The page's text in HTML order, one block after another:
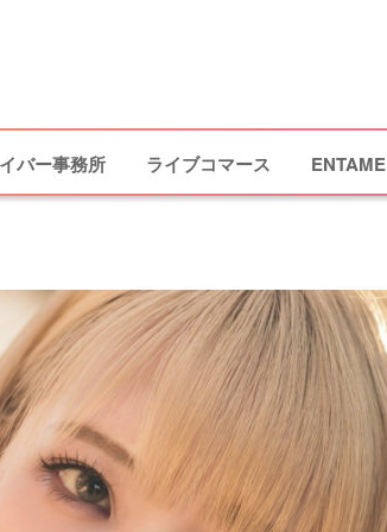
バー事務所 ライブコマース ENTAME